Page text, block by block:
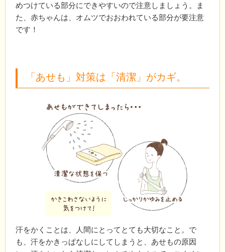
めつけている部分にできやすいので注意しましょう。ま
た、赤ちゃんは、オムツでおおわれている部分が要注意
です！
「あせも」対策は「清潔」がカギ。
汗をかくことは、人間にとってとても大切なこと。で
も、汗をかきっぱなしにしてしまうと、あせもの原因